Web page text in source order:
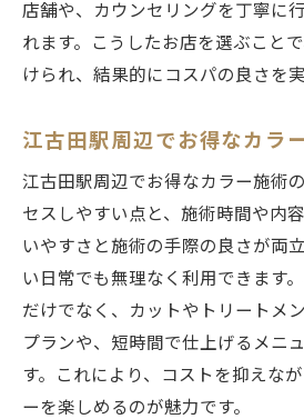
カラー専門店の予約で効
美容室選びで施術時間を
美容室カラー体験で得ら
子連れでも安心な美容室カラ
美容室カラーで子連れに
は
江古田駅周辺で個室があ
口コミで人気の子連れ歓
美容室選びで家族への
カラー施術中も安心でき
店舗や、カウンセリングを丁寧に
れます。こうしたお店を選ぶこと
けられ、結果的にコスパの良さを実
江古田駅周辺でお得なカラ
江古田駅周辺でお得なカラー施術
セスしやすい点と、施術時間や内
いやすさと施術の手際の良さが両
い日常でも無理なく利用できます
だけでなく、カットやトリートメ
プランや、短時間で仕上げるメニ
す。これにより、コストを抑えな
ーを楽しめるのが魅力です。